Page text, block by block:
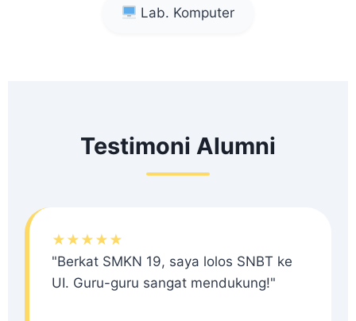
Lab. Komputer
Testimoni Alumni
★★★★★
"Berkat SMKN 19, saya lolos SNBT ke
UI. Guru-guru sangat mendukung!"